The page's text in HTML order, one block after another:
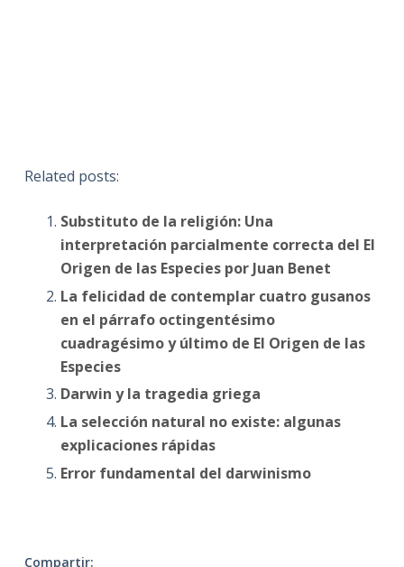
Related posts:
Substituto de la religión: Una
interpretación parcialmente correcta del El
Origen de las Especies por Juan Benet
La felicidad de contemplar cuatro gusanos
en el párrafo octingentésimo
cuadragésimo y último de El Origen de las
Especies
Darwin y la tragedia griega
La selección natural no existe: algunas
explicaciones rápidas
Error fundamental del darwinismo
Compartir: